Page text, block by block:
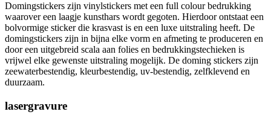
Domingstickers zijn vinylstickers met een full colour bedrukking
waarover een laagje kunsthars wordt gegoten. Hierdoor ontstaat een
bolvormige sticker die krasvast is en een luxe uitstraling heeft. De
domingstickers zijn in bijna elke vorm en afmeting te produceren en
door een uitgebreid scala aan folies en bedrukkingstechieken is
vrijwel elke gewenste uitstraling mogelijk. De doming stickers zijn
zeewaterbestendig, kleurbestendig, uv-bestendig, zelfklevend en
duurzaam.
lasergravure